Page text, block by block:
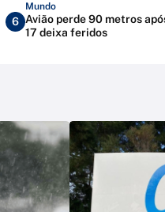
6
Mundo
Avião perde 90 metros
17 deixa feridos